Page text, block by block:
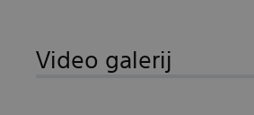
Video galerij